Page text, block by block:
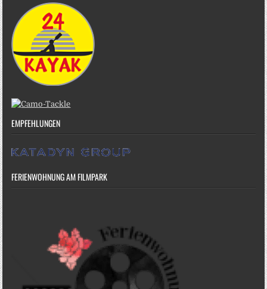
EMPFEHLUNGEN
FERIENWOHNUNG AM FILMPARK